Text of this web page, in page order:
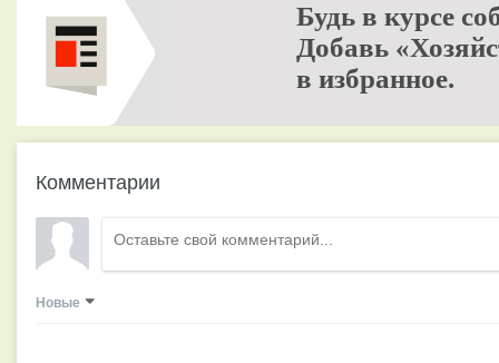
Будь в курсе
Добавь
в избранное.
Комментарии
Новые